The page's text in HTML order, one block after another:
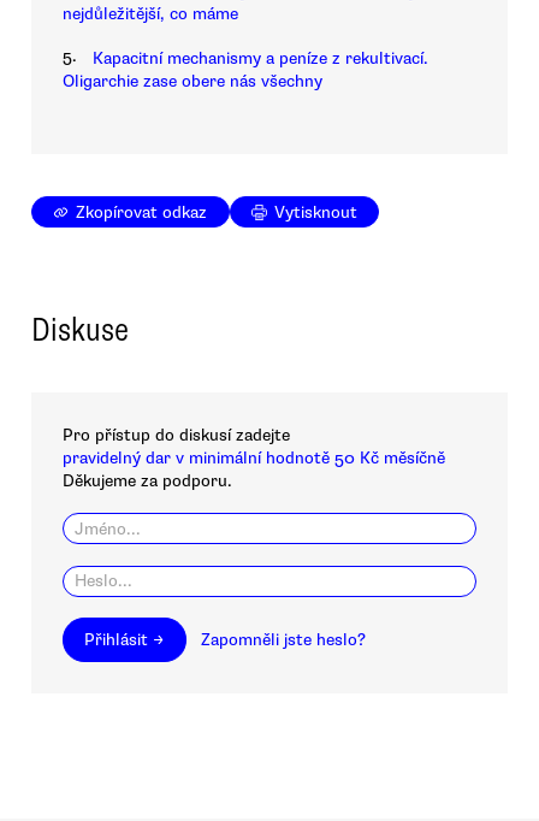
nejdůležitější, co máme
5.
Kapacitní mechanismy a peníze z rekultivací.
Oligarchie zase obere nás všechny
Zkopírovat odkaz Vytisknout
Diskuse
Pro přístup do diskusí zadejte
pravidelný dar v minimální hodnotě 50 Kč měsíčně
Děkujeme za podporu.
Přihlásit → Zapomněli jste heslo?